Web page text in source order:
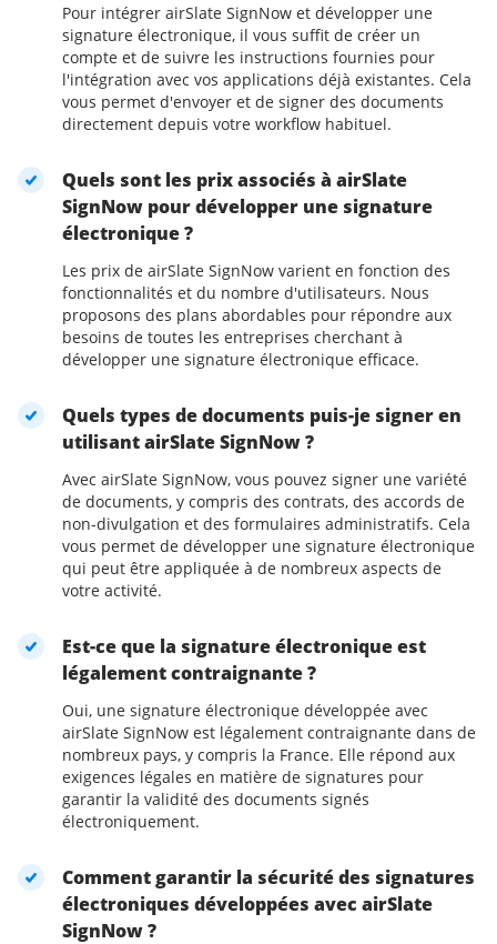
Pour intégrer airSlate SignNow et développer une
signature électronique, il vous suffit de créer un
compte et de suivre les instructions fournies pour
l'intégration avec vos applications déjà existantes. Cela
vous permet d'envoyer et de signer des documents
directement depuis votre workflow habituel.
Quels sont les prix associés à airSlate
SignNow pour développer une signature
électronique ?
Les prix de airSlate SignNow varient en fonction des
fonctionnalités et du nombre d'utilisateurs. Nous
proposons des plans abordables pour répondre aux
besoins de toutes les entreprises cherchant à
développer une signature électronique efficace.
Quels types de documents puis-je signer en
utilisant airSlate SignNow ?
Avec airSlate SignNow, vous pouvez signer une variété
de documents, y compris des contrats, des accords de
non-divulgation et des formulaires administratifs. Cela
vous permet de développer une signature électronique
qui peut être appliquée à de nombreux aspects de
votre activité.
Est-ce que la signature électronique est
légalement contraignante ?
Oui, une signature électronique développée avec
airSlate SignNow est légalement contraignante dans de
nombreux pays, y compris la France. Elle répond aux
exigences légales en matière de signatures pour
garantir la validité des documents signés
électroniquement.
Comment garantir la sécurité des signatures
électroniques développées avec airSlate
SignNow ?